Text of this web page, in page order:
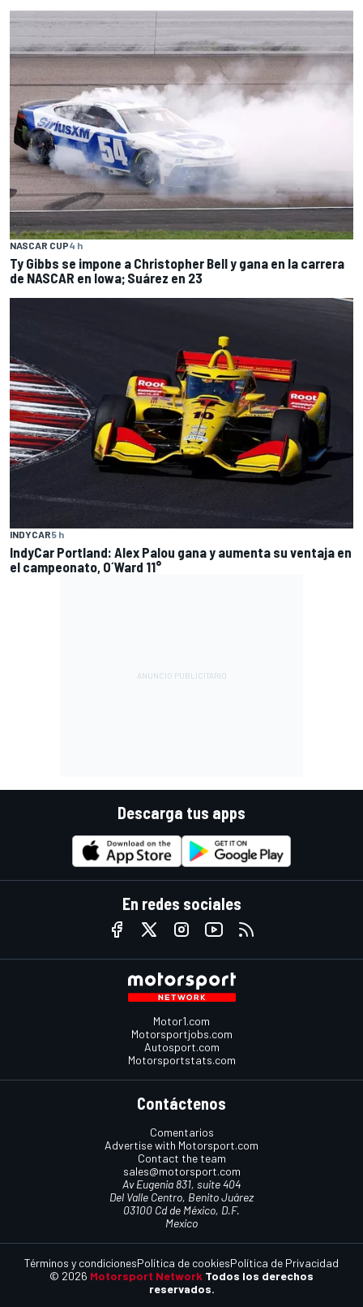
NASCAR CUP4 h
Ty Gibbs se impone a Christopher Bell y gana en la carrera
de NASCAR en Iowa; Suárez en 23
INDYCAR5 h
IndyCar Portland: Alex Palou gana y aumenta su ventaja en
el campeonato, O´Ward 11°
Descarga tus apps
En redes sociales
Motor1.com
Motorsportjobs.com
Autosport.com
Motorsportstats.com
Contáctenos
Comentarios
Advertise with Motorsport.com
Contact the team
sales@motorsport.com
Av Eugenia 831, suite 404
Del Valle Centro, Benito Juárez
03100 Cd de México, D.F.
Mexico
© 2026 Motorsport Network Todos los derechos
reservados.
Términos y condicionesPolítica de cookiesPolítica de Privacidad